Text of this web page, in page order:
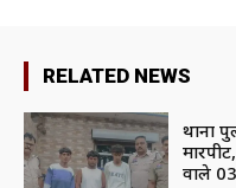
RELATED NEWS
थाना
वाले